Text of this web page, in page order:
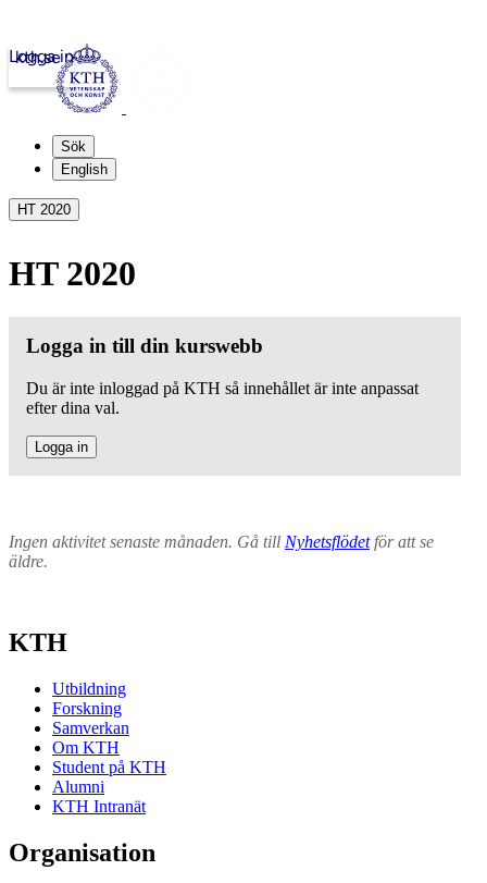
kth.se
Logga in
Sök
English
HT 2020
HT 2020
Logga in till din kurswebb
Du är inte inloggad på KTH så innehållet är inte anpassat
efter dina val.
Logga in
Ingen aktivitet senaste månaden. Gå till Nyhetsflödetför att se
äldre.
KTH
Utbildning
Forskning
Samverkan
Om KTH
Student på KTH
Alumni
KTH Intranät
Organisation